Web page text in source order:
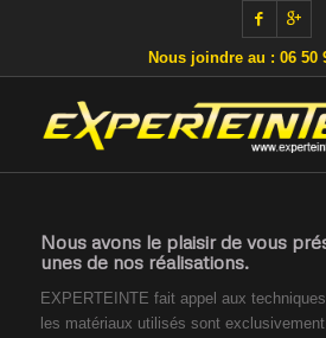
Nous joindre au : 06 50
Nous avons le plaisir de vous
unes de nos réalisations.
EXPERTEINTE fait appel aux
les matériaux utilisés sont